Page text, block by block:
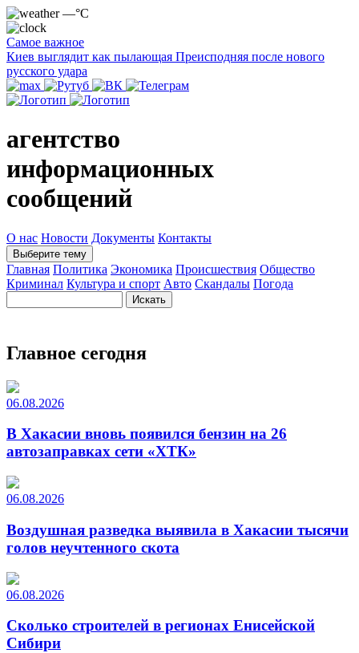
—°C
Самое важное
Киев выглядит как пылающая Преисподняя после нового
русского удара
агентство
информационных
сообщений
О нас Новости Документы Контакты
Выберите тему
Главная Политика Экономика Происшествия Общество
Криминал Культура и спорт Авто Скандалы Погода
Главное сегодня
06.08.2026
В Хакасии вновь появился бензин на 26
автозаправках сети «ХТК»
06.08.2026
Воздушная разведка выявила в Хакасии тысячи
голов неучтенного скота
06.08.2026
Сколько строителей в регионах Енисейской
Сибири